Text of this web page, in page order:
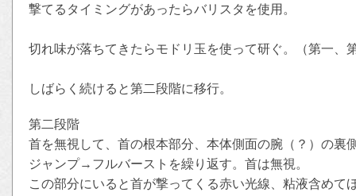
撃てるタイミングがあったらバリスタを使用。
切れ味が落ちてきたらモドリ玉を使って研ぐ。（第一、
しばらく続けると第二段階に移行。
第二段階
首を無視して、首の根本部分、本体側面の腕（？）の裏
ジャンプ→フルバーストを繰り返す。首は無視。
この部分にいると首が撃ってくる赤い光線、粘液含めて